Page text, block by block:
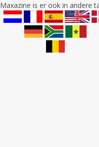
Maxazine is er ook in andere